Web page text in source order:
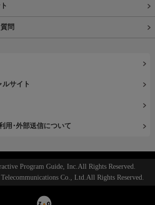
問
サイト
用･外部送信について
Program Guide, Inc.All Rights Reserved.
Co., Ltd.All Rights Reserved.